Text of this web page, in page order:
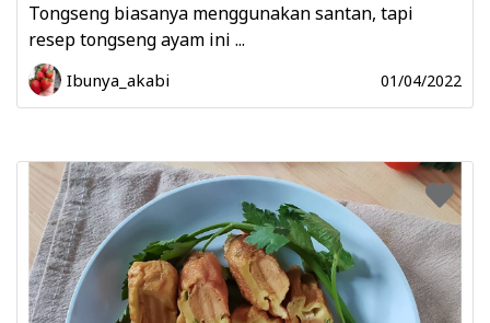
Tongseng biasanya menggunakan santan, tapi
resep tongseng ayam ini ...
Ibunya_akabi 01/04/2022